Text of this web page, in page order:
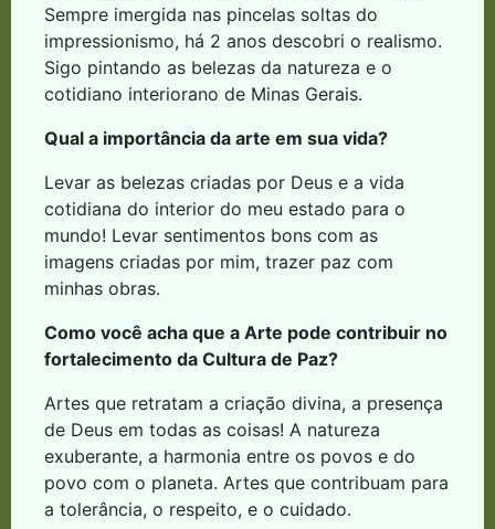
Sempre imergida nas pincelas soltas do
impressionismo, há 2 anos descobri o realismo.
Sigo pintando as belezas da natureza e o
cotidiano interiorano de Minas Gerais.
Qual a importância da arte em sua vida?
Levar as belezas criadas por Deus e a vida
cotidiana do interior do meu estado para o
mundo! Levar sentimentos bons com as
imagens criadas por mim, trazer paz com
minhas obras.
Como você acha que a Arte pode contribuir no
fortalecimento da Cultura de Paz?
Artes que retratam a criação divina, a presença
de Deus em todas as coisas! A natureza
exuberante, a harmonia entre os povos e do
povo com o planeta. Artes que contribuam para
a tolerância, o respeito, e o cuidado.